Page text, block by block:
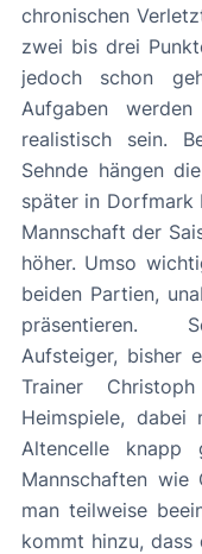
chronischen
zwei bis drei
jedoch schon gehofft. Und die
Aufgaben
realistisch sein.
Sehnde hängen
später in Dorfmark
Mannschaft der
höher. Umso
beiden Partien,
präsentieren. Sehnde spielt, wie alle anderen
Aufsteiger, bisher
Trainer
Heimspiele, dabei
Altencelle knapp
Mannschaften wie
man teilweise
kommt hinzu, dass